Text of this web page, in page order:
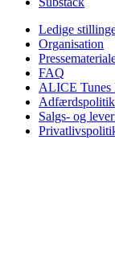
Ledige
Organisation
FAQ
ALICE Tunes
Adfærdspolitik
Salgs- og